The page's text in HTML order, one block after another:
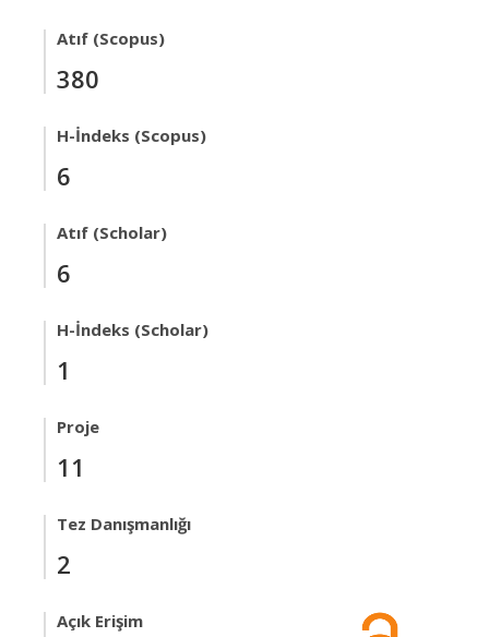
Atıf (Scopus)
380
H-İndeks (Scopus)
6
Atıf (Scholar)
6
H-İndeks (Scholar)
1
Proje
11
Tez Danışmanlığı
2
Açık Erişim